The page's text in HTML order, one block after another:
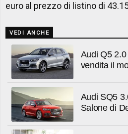
euro al prezzo di listino di
VEDI ANCHE
Audi Q5
vendita il
Audi SQ5
Salone di